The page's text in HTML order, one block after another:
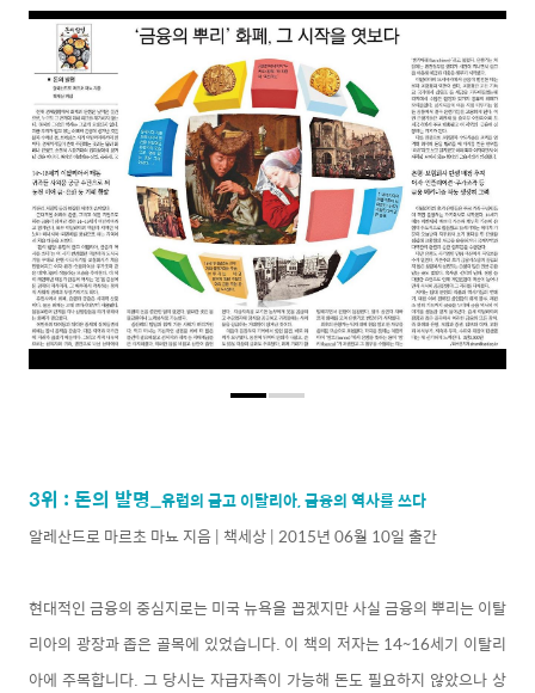
3위 : 돈의 발명_유럽의 금고 이탈리아, 금융의 역사를 쓰다
알레산드로 마르초 마뇨 지음 | 책세상 | 2015년 06월 10일 출간
현대적인 금융의 중심지로는 미국 뉴욕을 꼽겠지만 사실 금융의 뿌리는 이탈
리아의 광장과 좁은 골목에 있었습니다. 이 책의 저자는 14~16세기 이탈리
아에 주목합니다. 그 당시는 자급자족이 가능해 돈도 필요하지 않았으나 상